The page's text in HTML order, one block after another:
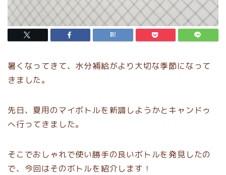
暑くなってきて、水分補給がより大切な季節になって
きました。
先日、夏用のマイボトルを新調しようかとキャンドゥ
へ行ってきました。
そこでおしゃれで使い勝手の良いボトルを発見したの
で、今回はそのボトルを紹介します！